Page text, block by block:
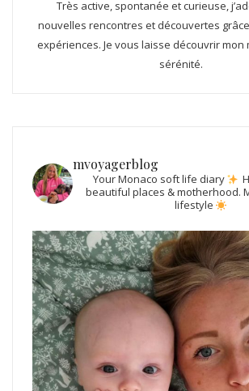
Très active, spontanée et curieuse,
nouvelles rencontres et découvertes
expériences. Je vous laisse découvrir mon
sérénité.
mvoyagerblog
Your Monaco soft life diary
beautiful places & motherhood.
lifestyle